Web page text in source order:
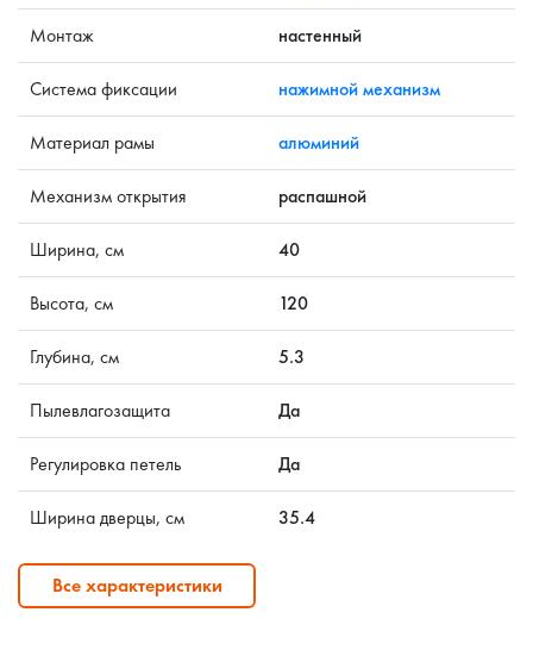
Монтаж настенный
Система фиксации нажимной механизм
Материал рамы алюминий
Механизм открытия распашной
Ширина, см 40
Высота, см 120
Глубина, см 5.3
Пылевлагозащита Да
Регулировка петель Да
Ширина дверцы, см 35.4
Все характеристики